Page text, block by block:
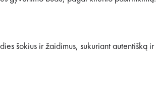
šokius ir žaidimus, sukuriant autentišką